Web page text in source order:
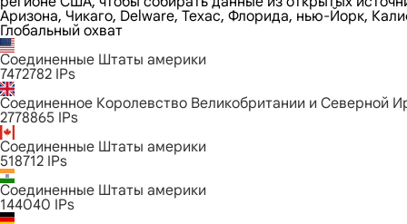
Аризона, Чикаго, Delware, Техас, Флорида, нью-Йорк,
Глобальный охват
Соединенные Штаты америки
7472782 IPs
Соединенное Королевство Великобритании и Северной
2778865 IPs
Соединенные Штаты америки
518712 IPs
Соединенные Штаты америки
144040 IPs